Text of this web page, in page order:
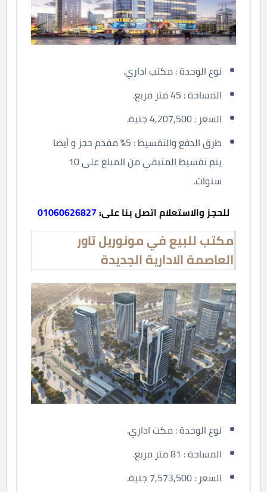
نوع الوحدة : مكتب اداري.
المساحة : 45 متر مربع.
السعر : 4,207,500 جنية.
طرق الدفع والتقسيط : 5% مقدم حجز و أيضا
يتم تقسيط المتبقي من المبلغ على 10
سنوات.
للحجز والاستعلام اتصل بنا على:01060626827
مكتب للبيع في مونوريل تاور
العاصمة الادارية الجديدة
نوع الوحدة : مكت اداري.
المساحة : 81 متر مربع.
السعر : 7,573,500 جنية.